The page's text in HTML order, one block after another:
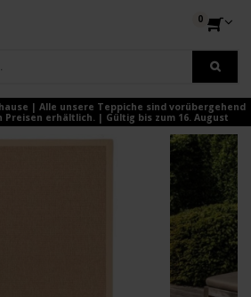
0
| Alle unsere Teppiche sind vorübergehend
erhältlich. | Gültig bis zum 16. August